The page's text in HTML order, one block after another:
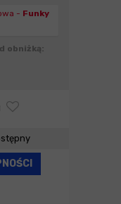
- Funky
obniżką: